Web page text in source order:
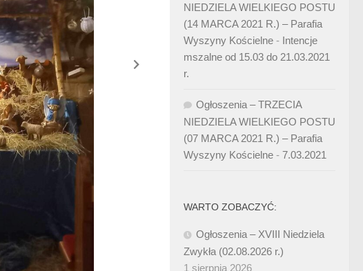
NIEDZIELA WIELKIEGO POSTU
(14 MARCA 2021 R.) – Parafia
Wyszyny Kościelne - Intencje
mszalne od 15.03 do 21.03.2021
r.
Ogłoszenia – TRZECIA
NIEDZIELA WIELKIEGO POSTU
(07 MARCA 2021 R.) – Parafia
Wyszyny Kościelne - 7.03.2021
WARTO ZOBACZYĆ:
Ogłoszenia – XVIII Niedziela
Zwykła (02.08.2026 r.)
1 sierpnia 2026